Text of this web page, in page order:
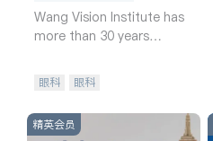
Wang Vision Institute has
more than 30 years
眼科 眼科
精英会员